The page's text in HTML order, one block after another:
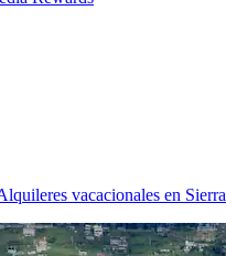
vacacionales en Sierra